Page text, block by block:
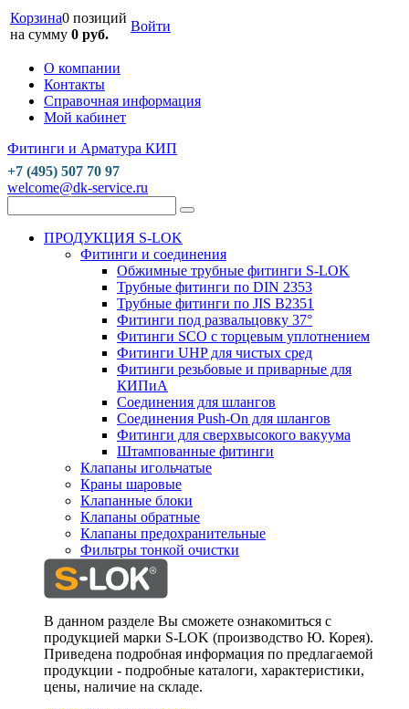
Корзина0 позиций
на сумму 0 руб.
Войти
О компании
Контакты
Справочная информация
Мой кабинет
Фитинги и Арматура КИП
+7 (495) 507 70 97
welcome@dk-service.ru
ПРОДУКЦИЯ S-LOK
Фитинги и соединения
Обжимные трубные фитинги S-LOK
Трубные фитинги по DIN 2353
Трубные фитинги по JIS B2351
Фитинги под развальцовку 37°
Фитинги SCO с торцевым уплотнением
Фитинги UHP для чистых сред
Фитинги резьбовые и приварные для
КИПиА
Соединения для шлангов
Соединения Push-On для шлангов
Фитинги для сверхвысокого вакуума
Штампованные фитинги
Клапаны игольчатые
Краны шаровые
Клапанные блоки
Клапаны обратные
Клапаны предохранительные
Фильтры тонкой очистки
В данном разделе Вы сможете ознакомиться с
продукцией марки S-LOK (производство Ю. Корея).
Приведена подробная информация по предлагаемой
продукции - подробные каталоги, характеристики,
цены, наличие на складе.